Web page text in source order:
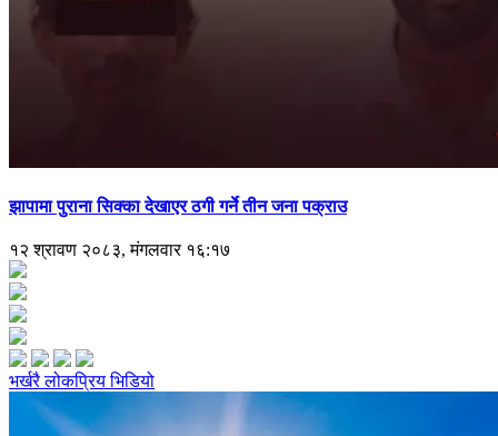
झापामा पुराना सिक्का देखाएर ठगी गर्ने तीन जना पक्राउ
१२ श्रावण २०८३, मंगलवार १६:१७
भर्खरैलोकप्रियभिडियो